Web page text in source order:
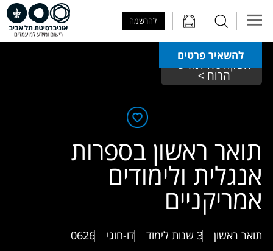
להרשמה
להשאיר פרטים
הפקולטה למדעי
הרוח >
תואר ראשון בספרות
אנגלית ולימודים
אמריקניים
תואר ראשון 3 שנות לימוד דו-חוגי 0626